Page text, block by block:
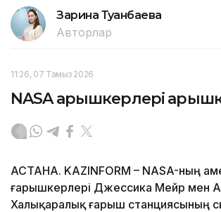
Зарина Туғанбаева
Авторлар
11:26, 07 Тамыз 2026
NASA ғарышкерлері
АСТАНА. KAZINFORM – NASA-ның
ғарышкерлері Джессика Мейр мен
Халықаралық ғарыш станциясының